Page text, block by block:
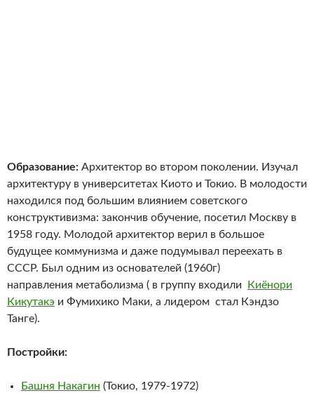
Образование: Архитектор во втором поколении. Изучал
архитектуру в университетах Киото и Токио. В молодости
находился под большим влиянием советского
конструктивизма: закончив обучение, посетил Москву в
1958 году. Молодой архитектор верил в большое
будущее коммунизма и даже подумывал переехать в
СССР. Был одним из основателей (1960г)
направления метаболизма ( в группу входили
Киёнори
Кикутакэ и Фумихико Маки, а лидером стал Кэндзо
Танге).
Постройки:
Башня Накагин (Токио, 1979-1972)